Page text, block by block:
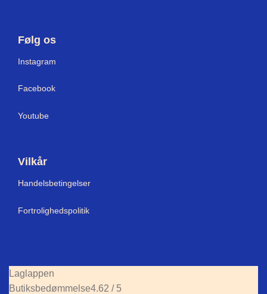
Følg os
Instagram
Facebook
Youtube
Vilkår
Handelsbetingelser
Fortrolighedspolitik
Laglappen
Butiksbedømmelse4.62 / 5